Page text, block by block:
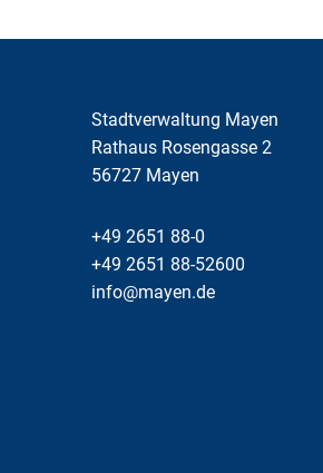
Stadtverwaltung Mayen
Rathaus Rosengasse 2
56727 Mayen
+49 2651 88-0
+49 2651 88-52600
info@mayen.de